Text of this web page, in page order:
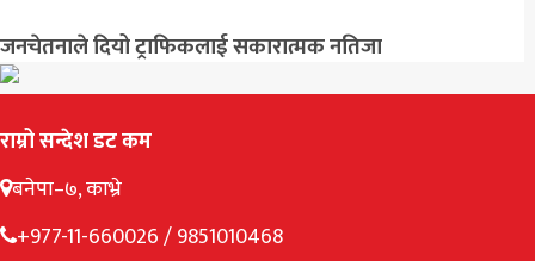
जनचेतनाले दियो ट्राफिकलाई सकारात्मक नतिजा
राम्रो सन्देश डट कम
बनेपा–७, काभ्रे
+977-11-660026 / 9851010468